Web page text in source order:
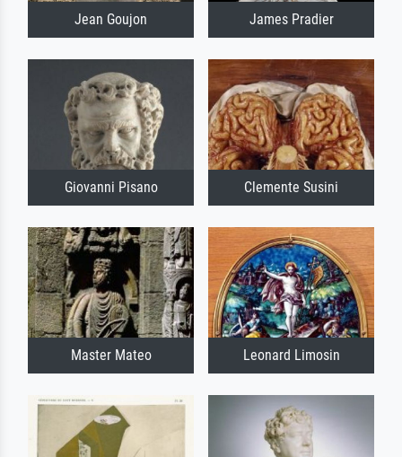
Jean Goujon James Pradier
Giovanni Pisano Clemente Susini
Master Mateo Leonard Limosin